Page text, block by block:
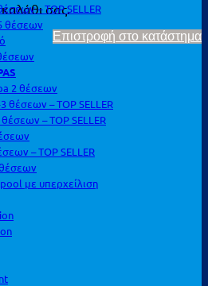
σας.
Επιστροφή στο κατάστημα
– TOP SELLER
θέσεων
2 θέσεων
θέσεων – TOP SELLER
– TOP SELLER
– TOP SELLER
με υπερχείλιση